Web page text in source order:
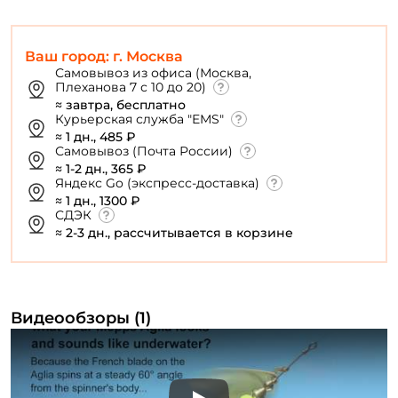
Ваш город: г. Москва
Самовывоз из офиса (Москва,
Плеханова 7 с 10 до 20)
≈ завтра, бесплатно
Курьерская служба "EMS"
≈ 1 дн., 485 ₽
Самовывоз (Почта России)
≈ 1-2 дн., 365 ₽
Яндекс Go (экспресс-доставка)
≈ 1 дн., 1300 ₽
СДЭК
≈ 2-3 дн., рассчитывается в корзине
Видеообзоры (1)